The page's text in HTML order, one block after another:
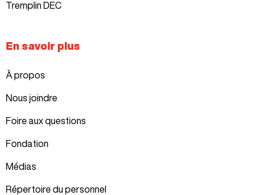
Tremplin DEC
En savoir plus
À propos
Nous joindre
Foire aux questions
Fondation
Médias
Répertoire du personnel